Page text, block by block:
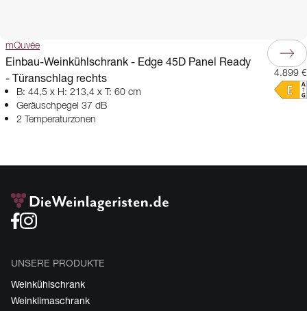
mQuvée
Einbau-Weinkühlschrank - Edge 45D Panel Ready
- Türanschlag rechts
B: 44,5 x H: 213,4 x T: 60 cm
Geräuschpegel 37 dB
2 Temperaturzonen
4.899 €
UNSERE PRODUKTE
Weinkühlschrank
Weinklimaschrank